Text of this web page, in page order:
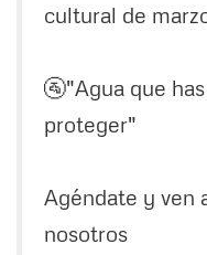
cultural de
🚰"Agua que
proteger"
Agéndate y ven
nosotros